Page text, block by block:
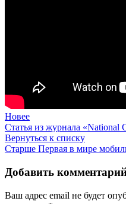
Новее
Статья из журнала «National
Вернуться к списку
Старше Первая в мире
Добавить
Ваш адрес email не будет